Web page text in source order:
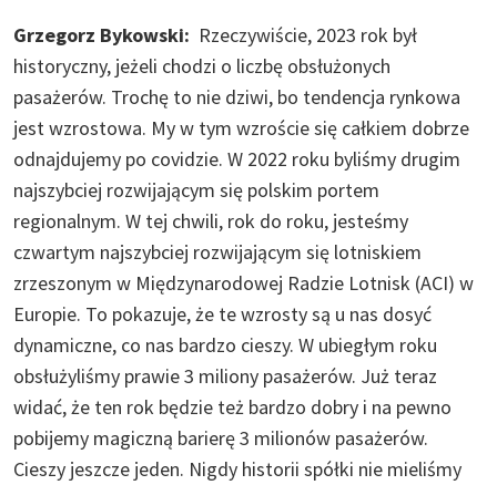
Grzegorz Bykowski: Rzeczywiście, 2023 rok był
historyczny, jeżeli chodzi o liczbę obsłużonych
pasażerów. Trochę to nie dziwi, bo tendencja rynkowa
jest wzrostowa. My w tym wzroście się całkiem dobrze
odnajdujemy po covidzie. W 2022 roku byliśmy drugim
najszybciej rozwijającym się polskim portem
regionalnym. W tej chwili, rok do roku, jesteśmy
czwartym najszybciej rozwijającym się lotniskiem
zrzeszonym w Międzynarodowej Radzie Lotnisk (ACI) w
Europie. To pokazuje, że te wzrosty są u nas dosyć
dynamiczne, co nas bardzo cieszy. W ubiegłym roku
obsłużyliśmy prawie 3 miliony pasażerów. Już teraz
widać, że ten rok będzie też bardzo dobry i na pewno
pobijemy magiczną barierę 3 milionów pasażerów.
Cieszy jeszcze jeden. Nigdy historii spółki nie mieliśmy